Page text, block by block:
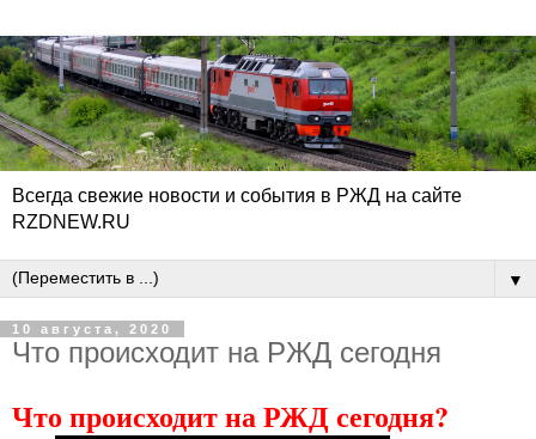
Всегда свежие новости и события в РЖД на сайте
RZDNEW.RU
▼
10 августа, 2020
Что происходит на РЖД сегодня
Что происходит на РЖД сегодня?